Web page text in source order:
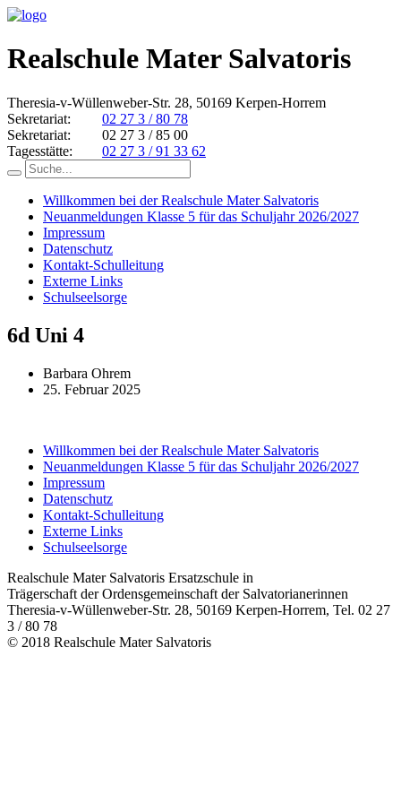
Realschule Mater Salvatoris
Theresia-v-Wüllenweber-Str. 28, 50169 Kerpen-Horrem
Sekretariat:
02 27 3 / 80 78
Sekretariat:
02 27 3 / 85 00
Tagesstätte:
02 27 3 / 91 33 62
Willkommen bei der Realschule Mater Salvatoris
Neuanmeldungen Klasse 5 für das Schuljahr 2026/2027
Impressum
Datenschutz
Kontakt-Schulleitung
Externe Links
Schulseelsorge
6d Uni 4
Barbara Ohrem
25. Februar 2025
Willkommen bei der Realschule Mater Salvatoris
Neuanmeldungen Klasse 5 für das Schuljahr 2026/2027
Impressum
Datenschutz
Kontakt-Schulleitung
Externe Links
Schulseelsorge
Realschule Mater Salvatoris Ersatzschule in
Trägerschaft der Ordensgemeinschaft der Salvatorianerinnen
Theresia-v-Wüllenweber-Str. 28, 50169 Kerpen-Horrem, Tel. 02 27
3 / 80 78
© 2018 Realschule Mater Salvatoris